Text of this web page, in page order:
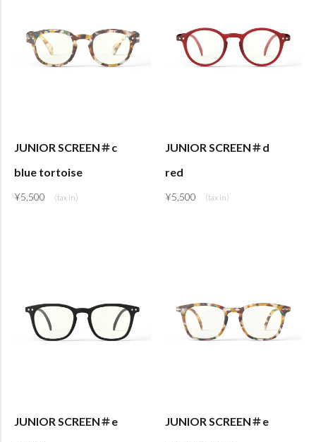
JUNIOR SCREEN＃c
blue tortoise
¥5,500
JUNIOR SCREEN＃d
red
¥5,500
JUNIOR SCREEN＃e
JUNIOR SCREEN＃e